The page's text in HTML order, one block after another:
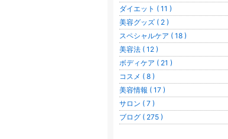
ダイエット ( 11 )
美容グッズ ( 2 )
スペシャルケア ( 18 )
美容法 ( 12 )
ボディケア ( 21 )
コスメ ( 8 )
美容情報 ( 17 )
サロン ( 7 )
ブログ ( 275 )